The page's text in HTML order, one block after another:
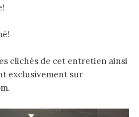
clichés de cet entretien ainsi
exclusivement sur